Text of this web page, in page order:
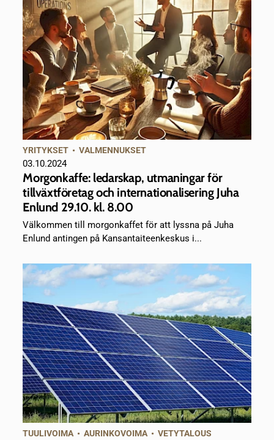
YRITYKSET •VALMENNUKSET
03.10.2024
Morgonkaffe: ledarskap, utmaningar för
tillväxtföretag och internationalisering Juha
Enlund 29.10. kl. 8.00
Välkommen till morgonkaffet för att lyssna på Juha
Enlund antingen på Kansantaiteenkeskus i...
TUULIVOIMA •AURINKOVOIMA •VETYTALOUS